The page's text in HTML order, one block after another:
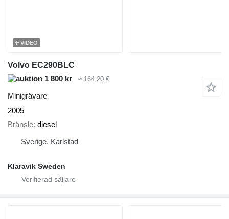
VIDEO
Volvo EC290BLC
1 800 kr
≈ 164,20 €
Minigrävare
2005
Bränsle diesel
Sverige, Karlstad
Klaravik Sweden